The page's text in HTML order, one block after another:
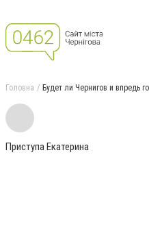
Головна Будет ли Чернигов и впредь
Приступа Екатерина